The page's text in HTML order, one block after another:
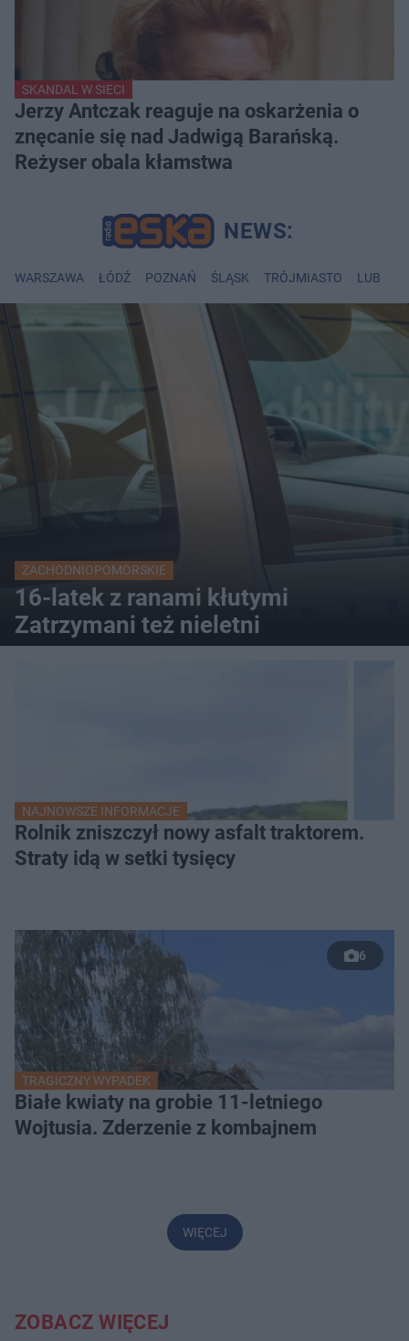
SKANDAL W SIECI
Jerzy Antczak reaguje na oskarżenia o
znęcanie się nad Jadwigą Barańską.
Reżyser obala kłamstwa
WARSZAWA ŁÓDŹ POZNAŃ ŚLĄSK TRÓJMIASTO LUBLIN
ZACHODNIOPOMORSKIE
16-latek z ranami kłutymi
Zatrzymani też nieletni
NAJNOWSZE INFORMACJE
Rolnik zniszczył nowy asfalt traktorem.
Straty idą w setki tysięcy
6
TRAGICZNY WYPADEK
Białe kwiaty na grobie 11-letniego
Wojtusia. Zderzenie z kombajnem
WIĘCEJ
ZOBACZ WIĘCEJ